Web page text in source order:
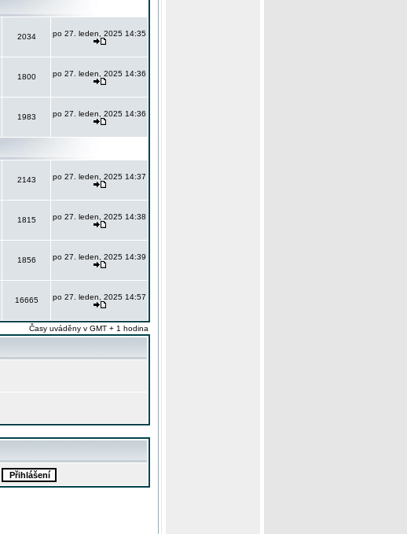
2034 po 27. leden, 2025 14:35
1800 po 27. leden, 2025 14:36
1983 po 27. leden, 2025 14:36
2143 po 27. leden, 2025 14:37
1815 po 27. leden, 2025 14:38
1856 po 27. leden, 2025 14:39
16665 po 27. leden, 2025 14:57
Časy uváděny v GMT + 1 hodina